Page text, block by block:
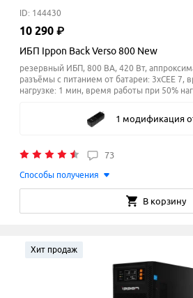
ID: 144430
10 290 ₽
ИБП Ippon Back Verso 800 New
резервный ИБП, 800 ВА, 420 Вт,
разъёмы с питанием от батареи: 3xCEE 7,
нагрузке: 1 мин, время работы при 50%
1 модификация
73
Способы получения
В корзину
Хит продаж